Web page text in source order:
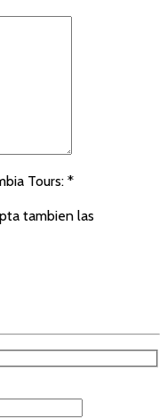
Tours: *
tambien las